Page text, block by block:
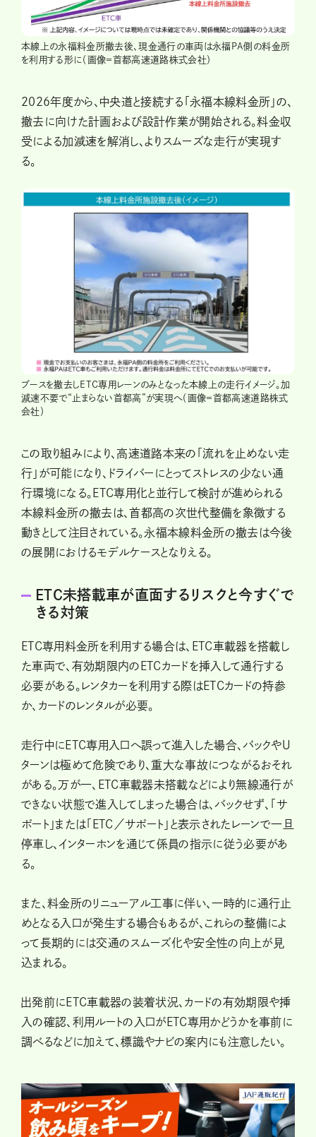
本線上の永福料金所撤去後、現金通行の車両は永福PA側の料金所
を利用する形に（画像＝首都高速道路株式会社）
2026年度から、中央道と接続する「永福本線料金所」の、
撤去に向けた計画および設計作業が開始される。料金収
受による加減速を解消し、よりスムーズな走行が実現す
る。
ブースを撤去しETC専用レーンのみとなった本線上の走行イメージ。加
減速不要で“止まらない首都高”が実現へ（画像＝首都高速道路株式
会社）
この取り組みにより、高速道路本来の「流れを止めない走
行」が可能になり、ドライバーにとってストレスの少ない通
行環境になる。ETC専用化と並行して検討が進められる
本線料金所の撤去は、首都高の次世代整備を象徴する
動きとして注目されている。永福本線料金所の撤去は今後
の展開におけるモデルケースとなりえる。
ETC未搭載車が直面するリスクと今すぐで
きる対策
ETC専用料金所を利用する場合は、ETC車載器を搭載し
た車両で、有効期限内のETCカードを挿入して通行する
必要がある。レンタカーを利用する際はETCカードの持参
か、カードのレンタルが必要。
走行中にETC専用入口へ誤って進入した場合、バックやU
ターンは極めて危険であり、重大な事故につながるおそれ
がある。万が一、ETC車載器未搭載などにより無線通行が
できない状態で進入してしまった場合は、バックせず、「サ
ポート」または「ETC／サポート」と表示されたレーンで一旦
停車し、インターホンを通じて係員の指示に従う必要があ
る。
また、料金所のリニューアル工事に伴い、一時的に通行止
めとなる入口が発生する場合もあるが、これらの整備によ
って長期的には交通のスムーズ化や安全性の向上が見
込まれる。
出発前にETC車載器の装着状況、カードの有効期限や挿
入の確認、利用ルートの入口がETC専用かどうかを事前に
調べるなどに加えて、標識やナビの案内にも注意したい。